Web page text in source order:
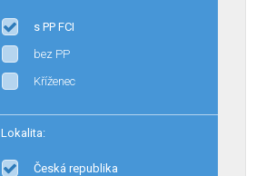
s PP FCI
bez PP
Kříženec
Lokalita:
Česká republika